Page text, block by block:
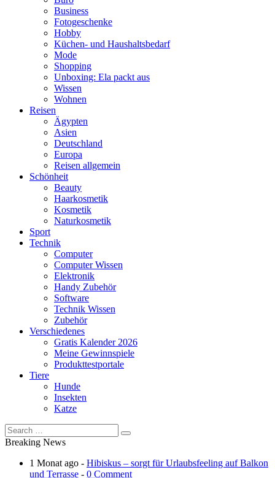
Business
Fotogeschenke
Hobby
Küchen- und Haushaltsbedarf
Mode
Shopping
Unboxing: Ela packt aus
Wissen
Wohnen
Reisen
Ägypten
Asien
Deutschland
Europa
Reisen allgemein
Schönheit
Beauty
Haarkosmetik
Kosmetik
Naturkosmetik
Sport
Technik
Computer
Computer Wissen
Elektronik
Handy Zubehör
Software
Technik Wissen
Zubehör
Verschiedenes
Gratis Kalender 2026
Meine Gewinnspiele
Produkttestportale
Tiere
Hunde
Insekten
Katze
Breaking News
1 Monat ago - Hibiskus – sorgt für Urlaubsfeeling auf Balkon
und Terrasse - 0 Comment